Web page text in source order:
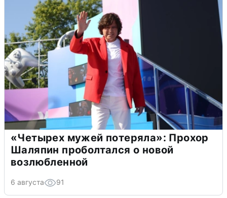
«Четырех мужей потеряла»: Прохор
Шаляпин проболтался о новой
возлюбленной
6 августа 91